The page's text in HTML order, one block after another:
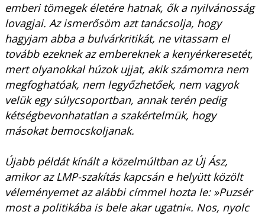
emberi tömegek életére hatnak, ők a nyilvánosság
lovagjai. Az ismerősöm azt tanácsolja, hogy
hagyjam abba a bulvárkritikát, ne vitassam el
tovább ezeknek az embereknek a kenyérkeresetét,
mert olyanokkal húzok ujjat, akik számomra nem
megfoghatóak, nem legyőzhetőek, nem vagyok
velük egy súlycsoportban, annak terén pedig
kétségbevonhatatlan a szakértelmük, hogy
másokat bemocskoljanak.
Újabb példát kínált a közelmúltban az Új Ász,
amikor az LMP-szakítás kapcsán e helyütt közölt
véleményemet az alábbi címmel hozta le: »Puzsér
most a politikába is bele akar ugatni«. Nos, nyolc